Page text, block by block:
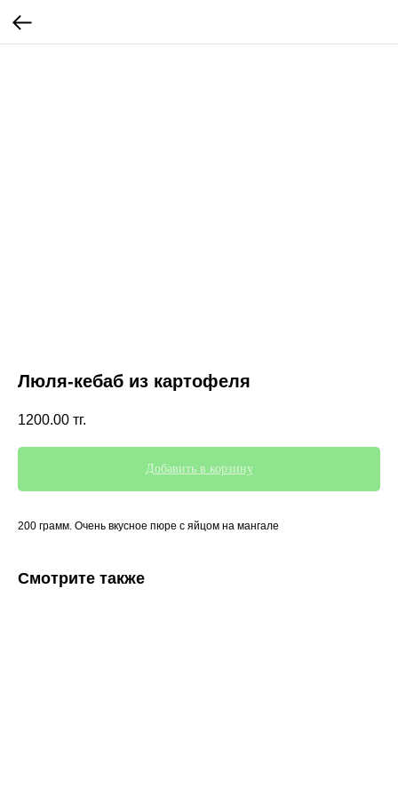
Люля-кебаб из картофеля
1200.00 тг.
Добавить в корзину
200 грамм. Очень вкусное пюре с яйцом на мангале
Смотрите также